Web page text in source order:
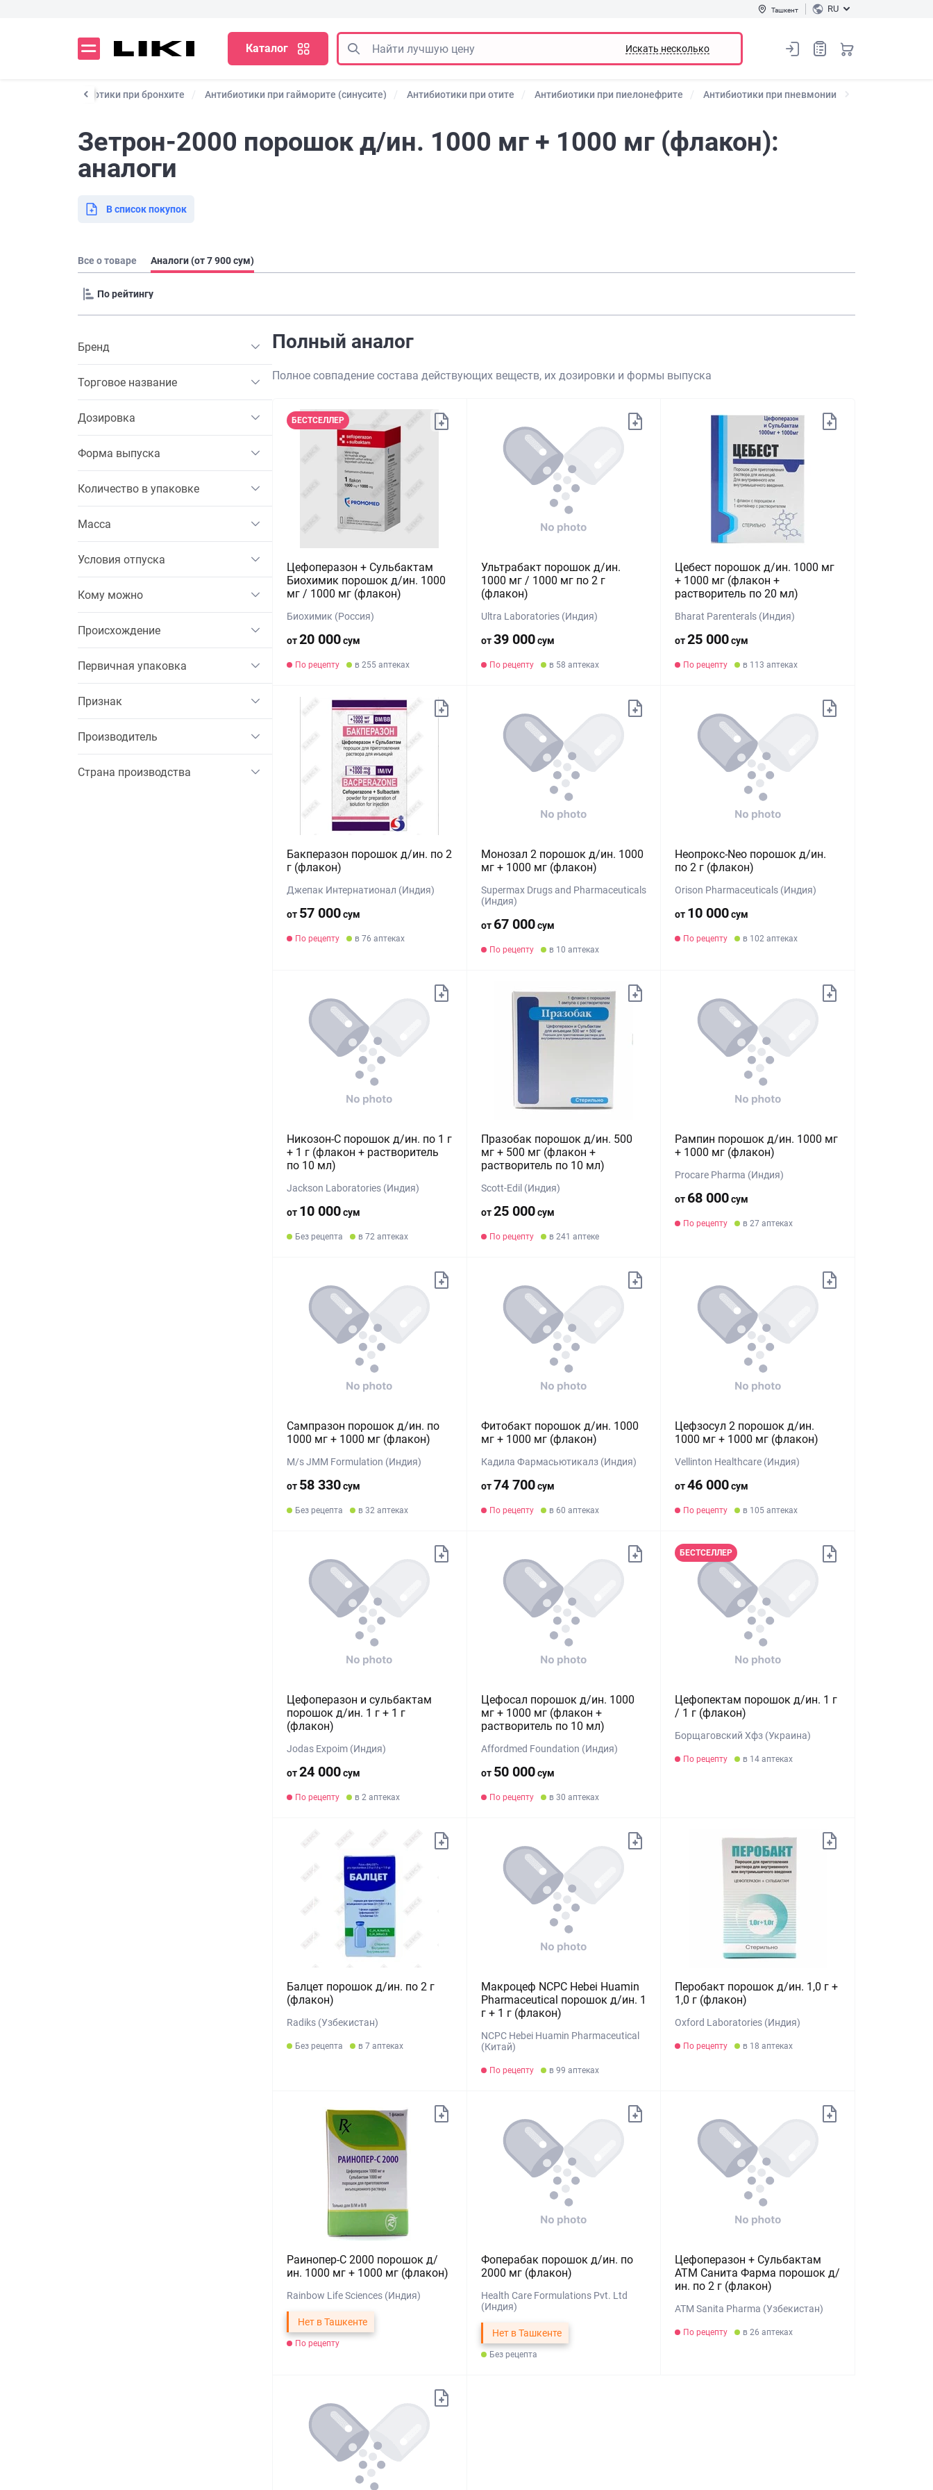
Ташкент RU
Каталог Искать несколько
Антибиотики при бронхите Антибиотики при гайморите (синусите) Антибиотики при отите Антибиотики при пиелонефрите Антибиотики при пневмонии
Зетрон-2000 порошок д/ин. 1000 мг + 1000 мг (флакон):
аналоги
В список покупок
Все о товаре Аналоги (от 7 900 сум)
Бренд
Торговое название
Дозировка
Форма выпуска
Количество в упаковке
Масса
Условия отпуска
Кому можно
Происхождение
Первичная упаковка
Признак
Производитель
Страна производства
Полный аналог
Полное совпадение состава действующих веществ, их дозировки и формы выпуска
БЕСТСЕЛЛЕР
Цефоперазон + Сульбактам
Биохимик порошок д/ин. 1000
мг / 1000 мг (флакон)
Биохимик (Россия)
от20 000сум
По рецепту в 255 аптеках
Ультрабакт порошок д/ин.
1000 мг / 1000 мг по 2 г
(флакон)
Ultra Laboratories (Индия)
от39 000сум
По рецепту в 58 аптеках
Цебест порошок д/ин. 1000 мг
+ 1000 мг (флакон +
растворитель по 20 мл)
Bharat Parenterals (Индия)
от25 000сум
По рецепту в 113 аптеках
Бакперазон порошок д/ин. по 2
г (флакон)
Джепак Интернатионал (Индия)
от 57 000сум
По рецепту в 76 аптеках
Монозал 2 порошок д/ин. 1000
мг + 1000 мг (флакон)
Supermax Drugs and Pharmaceuticals
(Индия)
от 67 000сум
По рецепту в 10 аптеках
Неопрокс-Neo порошок д/ин.
по 2 г (флакон)
Orison Pharmaceuticals (Индия)
от 10 000сум
По рецепту в 102 аптеках
Никозон-С порошок д/ин. по 1 г
+ 1 г (флакон + растворитель
по 10 мл)
Jackson Laboratories (Индия)
от 10 000сум
Без рецепта в 72 аптеках
Празобак порошок д/ин. 500
мг + 500 мг (флакон +
растворитель по 10 мл)
Scott-Edil (Индия)
от25 000сум
По рецепту в 241 аптеке
Рампин порошок д/ин. 1000 мг
+ 1000 мг (флакон)
Procare Pharma (Индия)
от 68 000сум
По рецепту в 27 аптеках
Сампразон порошок д/ин. по
1000 мг + 1000 мг (флакон)
M/s JMM Formulation (Индия)
от 58 330сум
Без рецепта в 32 аптеках
Фитобакт порошок д/ин. 1000
мг + 1000 мг (флакон)
Кадила Фармасьютикалз (Индия)
от74 700сум
По рецепту в 60 аптеках
Цефзосул 2 порошок д/ин.
1000 мг + 1000 мг (флакон)
Vellinton Healthcare (Индия)
от46 000сум
По рецепту в 105 аптеках
Цефоперазон и сульбактам
порошок д/ин. 1 г + 1 г
(флакон)
Jodas Expoim (Индия)
от24 000сум
По рецепту в 2 аптеках
Цефосал порошок д/ин. 1000
мг + 1000 мг (флакон +
растворитель по 10 мл)
Affordmed Foundation (Индия)
от 50 000сум
По рецепту в 30 аптеках
БЕСТСЕЛЛЕР
Цефопектам порошок д/ин. 1 г
/ 1 г (флакон)
Борщаговский Хфз (Украина)
По рецепту в 14 аптеках
Балцет порошок д/ин. по 2 г
(флакон)
Radiks (Узбекистан)
Без рецепта в 7 аптеках
Макроцеф NCPC Hebei Huamin
Pharmaceutical порошок д/ин. 1
г + 1 г (флакон)
NCPC Hebei Huamin Pharmaceutical
(Китай)
По рецепту в 99 аптеках
Перобакт порошок д/ин. 1,0 г +
1,0 г (флакон)
Oxford Laboratories (Индия)
По рецепту в 18 аптеках
Раинопер-С 2000 порошок д/
ин. 1000 мг + 1000 мг (флакон)
Rainbow Life Sciences (Индия)
Нет в Ташкенте
По рецепту
Фоперабак порошок д/ин. по
2000 мг (флакон)
Health Care Formulations Pvt. Ltd
(Индия)
Нет в Ташкенте
Без рецепта
Цефоперазон + Сульбактам
АТМ Санита Фарма порошок д/
ин. по 2 г (флакон)
ATM Sanita Pharma (Узбекистан)
По рецепту в 26 аптеках